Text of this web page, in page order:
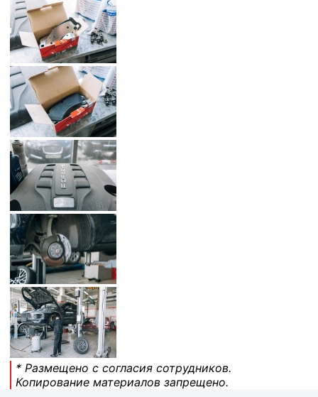
* Размещено с согласия сотрудников.
Копирование материалов запрещено.